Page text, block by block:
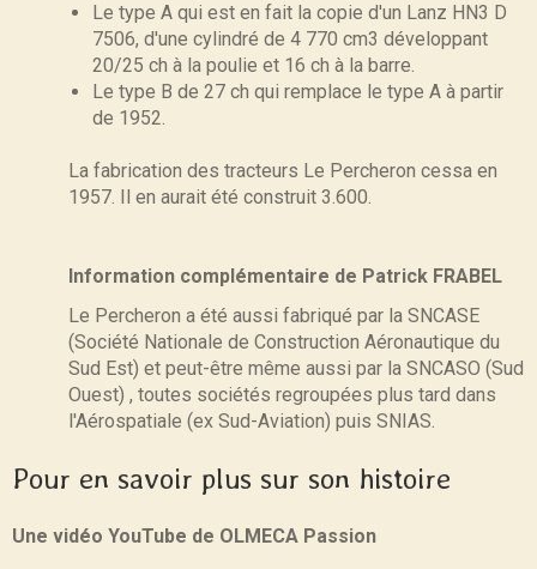
Le type A qui est en fait la copie d'un Lanz HN3 D
7506, d'une cylindré de 4 770 cm3 développant
20/25 ch à la poulie et 16 ch à la barre.
Le type B de 27 ch qui remplace le type A à partir
de 1952.
La fabrication des tracteurs Le Percheron cessa en
1957. Il en aurait été construit 3.600.
Information complémentaire de Patrick FRABEL
Le Percheron a été aussi fabriqué par la SNCASE
(Société Nationale de Construction Aéronautique du
Sud Est) et peut-être même aussi par la SNCASO (Sud
Ouest) , toutes sociétés regroupées plus tard dans
l'Aérospatiale (ex Sud-Aviation) puis SNIAS.
Pour en savoir plus sur son histoire
Une vidéo YouTube de OLMECA Passion